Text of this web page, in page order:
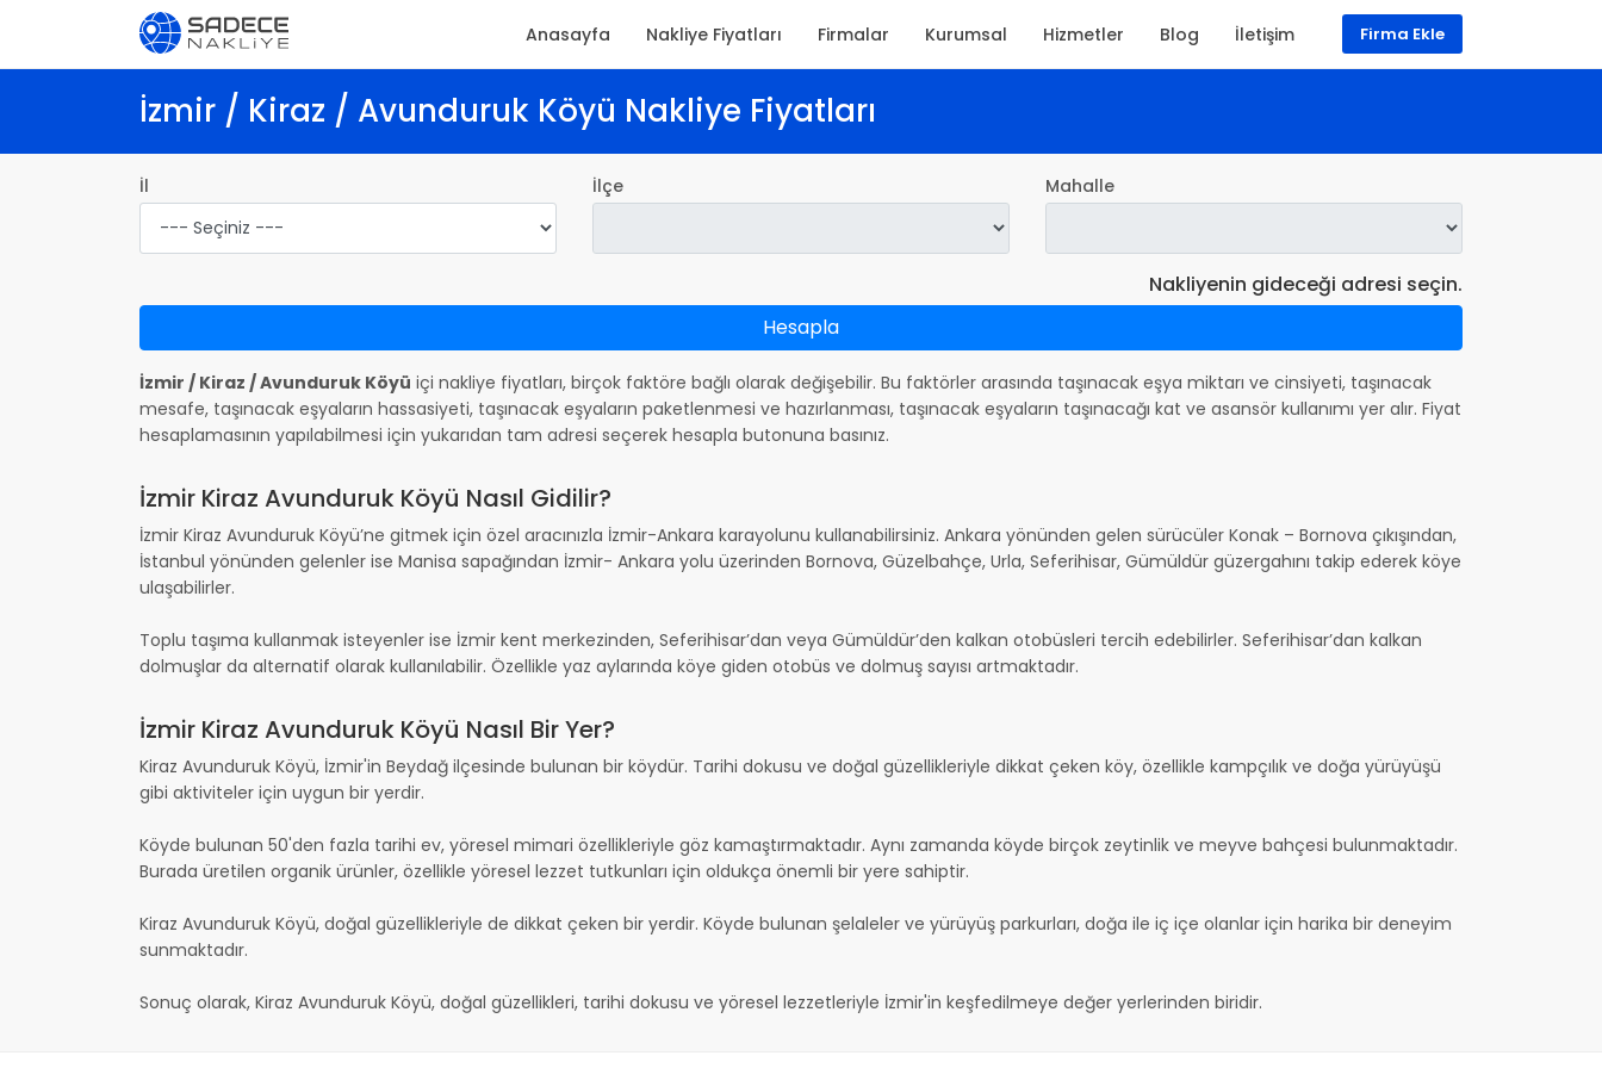
İzmir / Kiraz / Avunduruk Köyü Nakliye Fiyatları
İl İlçe Mahalle
Nakliyenin gideceği adresi seçin.
Hesapla
İzmir / Kiraz / Avunduruk Köyü içi nakliye fiyatları, birçok faktöre bağlı olarak değişebilir. Bu faktörler arasında taşınacak eşya miktarı ve cinsiyeti, taşınacak
mesafe, taşınacak eşyaların hassasiyeti, taşınacak eşyaların paketlenmesi ve hazırlanması, taşınacak eşyaların taşınacağı kat ve asansör kullanımı yer alır. Fiyat
hesaplamasının yapılabilmesi için yukarıdan tam adresi seçerek hesapla butonuna basınız.
İzmir Kiraz Avunduruk Köyü Nasıl Gidilir?
İzmir Kiraz Avunduruk Köyü’ne gitmek için özel aracınızla İzmir-Ankara karayolunu kullanabilirsiniz. Ankara yönünden gelen sürücüler Konak – Bornova çıkışından,
İstanbul yönünden gelenler ise Manisa sapağından İzmir- Ankara yolu üzerinden Bornova, Güzelbahçe, Urla, Seferihisar, Gümüldür güzergahını takip ederek köye
ulaşabilirler.
Toplu taşıma kullanmak isteyenler ise İzmir kent merkezinden, Seferihisar’dan veya Gümüldür’den kalkan otobüsleri tercih edebilirler. Seferihisar’dan kalkan
dolmuşlar da alternatif olarak kullanılabilir. Özellikle yaz aylarında köye giden otobüs ve dolmuş sayısı artmaktadır.
İzmir Kiraz Avunduruk Köyü Nasıl Bir Yer?
Kiraz Avunduruk Köyü, İzmir'in Beydağ ilçesinde bulunan bir köydür. Tarihi dokusu ve doğal güzellikleriyle dikkat çeken köy, özellikle kampçılık ve doğa yürüyüşü
gibi aktiviteler için uygun bir yerdir.
Köyde bulunan 50'den fazla tarihi ev, yöresel mimari özellikleriyle göz kamaştırmaktadır. Aynı zamanda köyde birçok zeytinlik ve meyve bahçesi bulunmaktadır.
Burada üretilen organik ürünler, özellikle yöresel lezzet tutkunları için oldukça önemli bir yere sahiptir.
Kiraz Avunduruk Köyü, doğal güzellikleriyle de dikkat çeken bir yerdir. Köyde bulunan şelaleler ve yürüyüş parkurları, doğa ile iç içe olanlar için harika bir deneyim
sunmaktadır.
Sonuç olarak, Kiraz Avunduruk Köyü, doğal güzellikleri, tarihi dokusu ve yöresel lezzetleriyle İzmir'in keşfedilmeye değer yerlerinden biridir.
Firma Ekle
Anasayfa Nakliye Fiyatları Firmalar Kurumsal Hizmetler Blog İletişim